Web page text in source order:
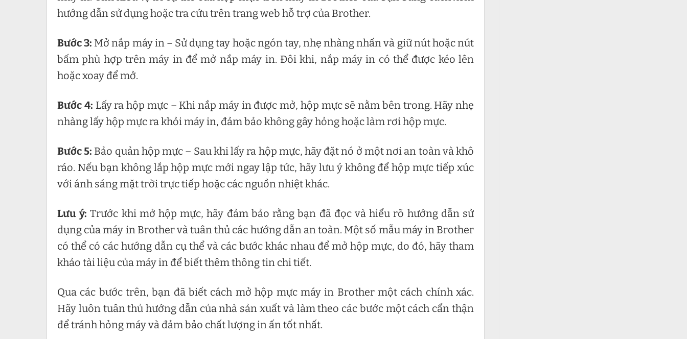
hướng dẫn sử dụng hoặc tra cứu trên trang web hỗ trợ của Brother.
Bước 3: Mở nắp máy in – Sử dụng tay hoặc ngón tay, nhẹ nhàng nhấn và giữ nút hoặc nút
bấm phù hợp trên máy in để mở nắp máy in. Đôi khi, nắp máy in có thể được kéo lên
hoặc xoay để mở.
Bước 4: Lấy ra hộp mực – Khi nắp máy in được mở, hộp mực sẽ nằm bên trong. Hãy nhẹ
nhàng lấy hộp mực ra khỏi máy in, đảm bảo không gây hỏng hoặc làm rơi hộp mực.
Bước 5: Bảo quản hộp mực – Sau khi lấy ra hộp mực, hãy đặt nó ở một nơi an toàn và khô
ráo. Nếu bạn không lắp hộp mực mới ngay lập tức, hãy lưu ý không để hộp mực tiếp xúc
với ánh sáng mặt trời trực tiếp hoặc các nguồn nhiệt khác.
Lưu ý:Trước khi mở hộp mực, hãy đảm bảo rằng bạn đã đọc và hiểu rõ hướng dẫn sử
dụng của máy in Brother và tuân thủ các hướng dẫn an toàn. Một số mẫu máy in Brother
có thể có các hướng dẫn cụ thể và các bước khác nhau để mở hộp mực, do đó, hãy tham
khảo tài liệu của máy in để biết thêm thông tin chi tiết.
Qua các bước trên, bạn đã biết cách mở hộp mực máy in Brother một cách chính xác.
Hãy luôn tuân thủ hướng dẫn của nhà sản xuất và làm theo các bước một cách cẩn thận
để tránh hỏng máy và đảm bảo chất lượng in ấn tốt nhất.